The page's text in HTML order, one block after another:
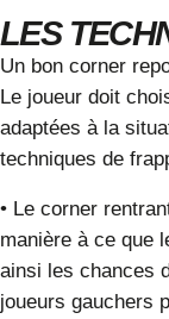
LES
Un bon corner
Le joueur doit
adaptées à la
techniques de
• Le corner
manière à ce que
ainsi les chances
joueurs gauchers